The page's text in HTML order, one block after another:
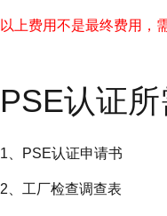
以上费用不是最终费用，
PSE认证
1、PSE认证申请书
2、工厂检查调查表